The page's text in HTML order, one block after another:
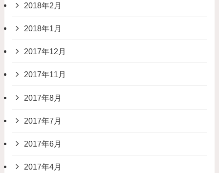
2018年2月
2018年1月
2017年12月
2017年11月
2017年8月
2017年7月
2017年6月
2017年4月